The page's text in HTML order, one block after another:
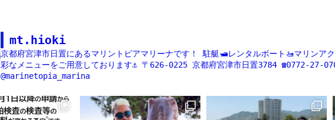
mt.hioki
京都府宮津市日置にあるマリントピアマリーナです！
駐艇🛥レンタルボート🚤マリンア
彩なメニューをご用意しております⚓️〒626-0225 京都府宮津市日置3784 ☎️0772-27-
@marinetopia_marina